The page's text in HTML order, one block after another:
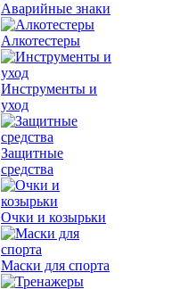
Аварийные знаки
Алкотестеры
Инструменты и
уход
Защитные
средства
Очки и козырьки
Маски для спорта